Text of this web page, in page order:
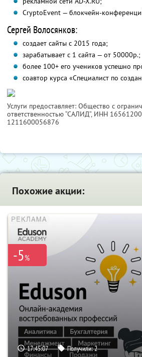
CryptoEvent — блокчейн-
Сергей Волосянков:
создает сайты с 2015 года;
зарабатывает с 1 сайта — от 50000р.;
более 100+ его учеников успешно
соавтор курса «Специалист по
Услуги предоставляет: Общество с
ответственностью “САЛИД”, ИНН
1211600056876
Похожие акции:
-5%
17:45:06 Получили:2